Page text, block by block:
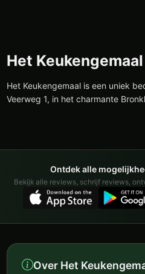
Het Keukengemaal
Het Keukengemaal is een uniek
Veerweg 1, in het charmante
Ontdek alle
Bekijk alle reviews, schrijf reviews,
Over Het